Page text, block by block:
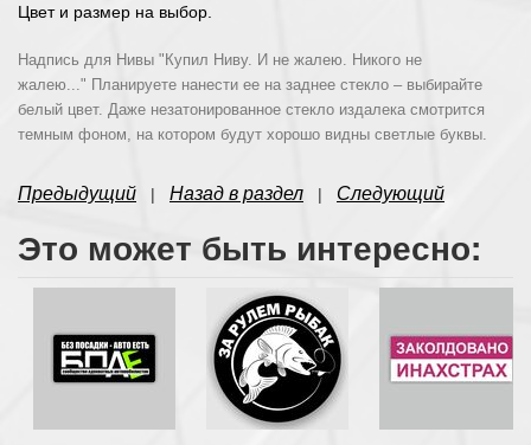
Цвет и размер на выбор.
Надпись для Нивы "Купил Ниву. И не жалею. Никого не
жалею..." Планируете нанести ее на заднее стекло – выбирайте
белый цвет. Даже незатонированное стекло издалека смотрится
темным фоном, на котором будут хорошо видны светлые буквы.
Предыдущий | Назад в раздел | Следующий
Это может быть интересно: